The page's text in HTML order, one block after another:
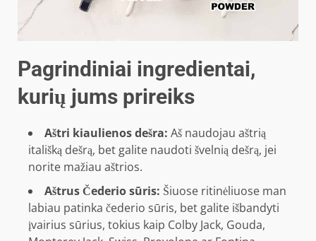
Pagrindiniai ingredientai,
kurių jums prireiks
Aštri kiaulienos dešra: Aš naudojau aštrią
itališką dešrą, bet galite naudoti švelnią dešrą, jei
norite mažiau aštrios.
Aštrus Čederio sūris: Šiuose ritinėliuose man
labiau patinka čederio sūris, bet galite išbandyti
įvairius sūrius, tokius kaip Colby Jack, Gouda,